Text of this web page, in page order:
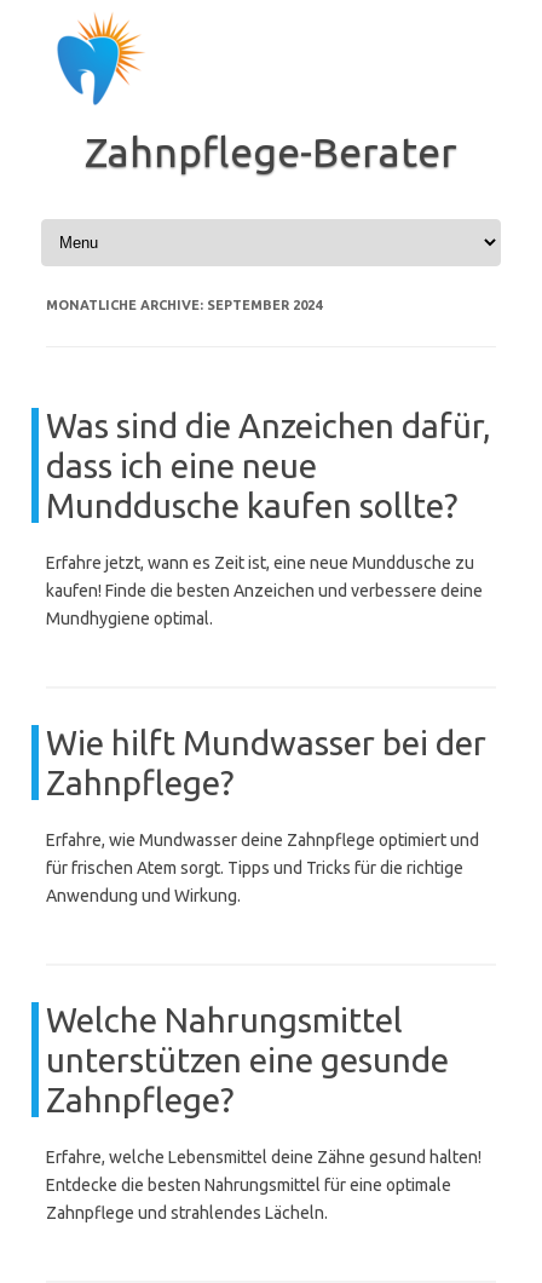
springen
Zahnpflege-Berater
MONATLICHE ARCHIVE: SEPTEMBER 2024
Was sind die Anzeichen dafür,
dass ich eine neue
Munddusche kaufen sollte?
Erfahre jetzt, wann es Zeit ist, eine neue Munddusche zu
kaufen! Finde die besten Anzeichen und verbessere deine
Mundhygiene optimal.
Wie hilft Mundwasser bei der
Zahnpflege?
Erfahre, wie Mundwasser deine Zahnpflege optimiert und
für frischen Atem sorgt. Tipps und Tricks für die richtige
Anwendung und Wirkung.
Welche Nahrungsmittel
unterstützen eine gesunde
Zahnpflege?
Erfahre, welche Lebensmittel deine Zähne gesund halten!
Entdecke die besten Nahrungsmittel für eine optimale
Zahnpflege und strahlendes Lächeln.